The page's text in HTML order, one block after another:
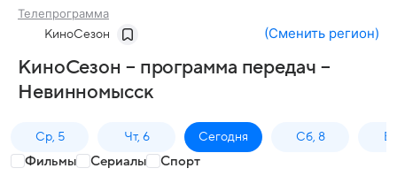
Телепрограмма
КиноСезон (Сменить регион)
КиноСезон – программа передач –
Невинномысск
Ср, 5 Чт, 6 Сегодня Сб, 8
Фильмы Сериалы Спорт